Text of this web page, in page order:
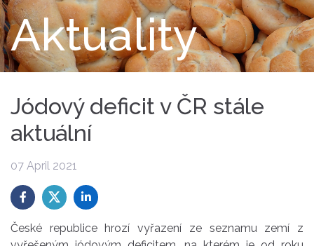
Aktuality
Jódový deficit v ČR stále
aktuální
07 April 2021
České republice hrozí vyřazení ze seznamu zemí z